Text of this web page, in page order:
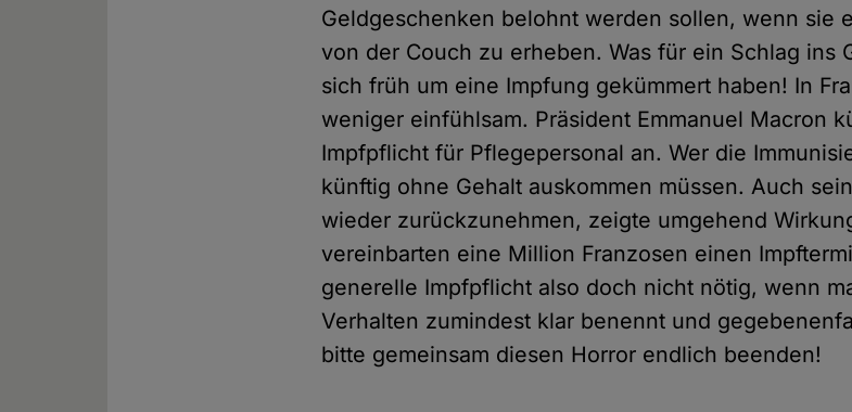
Geldgeschenken belohnt werden sollen, wenn sie
von der Couch zu erheben. Was für ein Schlag ins
sich früh um eine Impfung gekümmert haben! In
weniger einfühlsam. Präsident Emmanuel Macron
Impfpflicht für Pflegepersonal an. Wer die
künftig ohne Gehalt auskommen müssen. Auch
wieder zurückzunehmen, zeigte umgehend
vereinbarten eine Million Franzosen einen
generelle Impfpflicht also doch nicht nötig, wenn
Verhalten zumindest klar benennt und
bitte gemeinsam diesen Horror endlich beenden!